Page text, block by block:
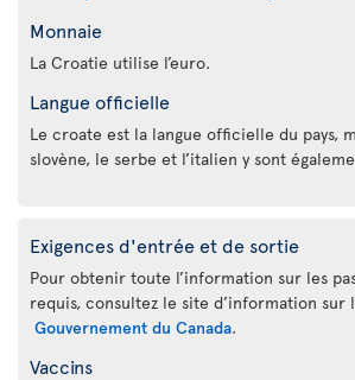
Monnaie
La Croatie utilise l’euro.
Langue officielle
Le croate est la langue officielle du pays,
slovène, le serbe et l’italien y sont
Exigences d'entrée et de sortie
Pour obtenir toute l’information sur les
requis, consultez le site d’information sur
Gouvernement du Canada.
Vaccins